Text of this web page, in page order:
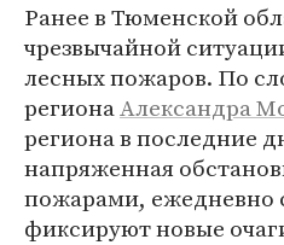
Ранее в Тюменской
чрезвычайной
лесных пожаров. По
регионаАлександра
региона в последние
напряженная
пожарами, ежедневно
фиксируют новые